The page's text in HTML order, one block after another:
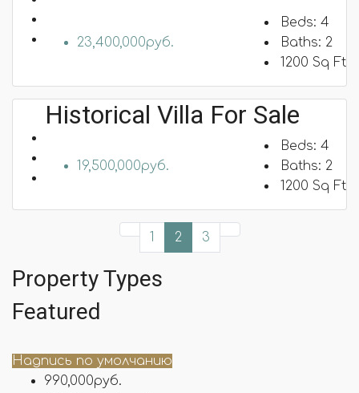
23,400,000руб.
Beds: 4
Baths: 2
1200 Sq Ft
Historical Villa For Sale
19,500,000руб.
Beds: 4
Baths: 2
1200 Sq Ft
1 2 3
Property Types
Featured
Надпись по умолчанию
990,000руб.